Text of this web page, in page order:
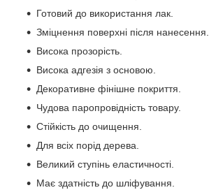
Готовий до використання лак.
Зміцнення поверхні після нанесення.
Висока прозорість.
Висока адгезія з основою.
Декоративне фінішне покриття.
Чудова паропровідність товару.
Стійкість до очищення.
Для всіх порід дерева.
Великий ступінь еластичності.
Має здатність до шліфування.